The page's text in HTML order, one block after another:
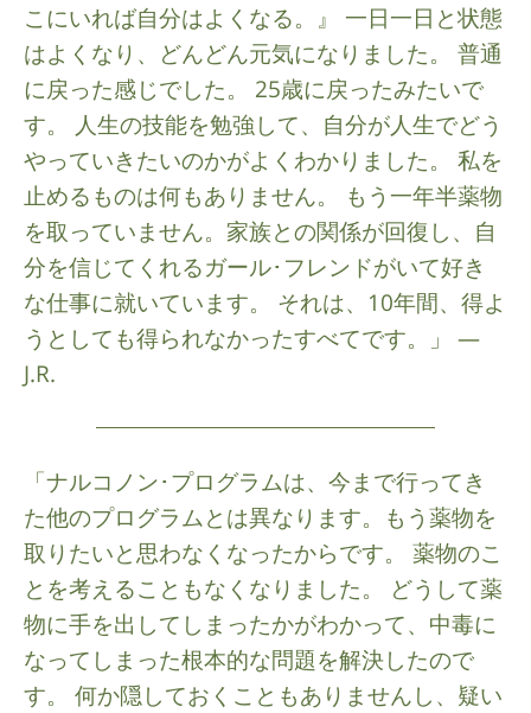
こにいれば自分はよくなる。』 一日一日と状態
はよくなり、どんどん元気になりました。 普通
に戻った感じでした。 25歳に戻ったみたいで
す。 人生の技能を勉強して、自分が人生でどう
やっていきたいのかがよくわかりました。 私を
止めるものは何もありません。 もう一年半薬物
を取っていません。家族との関係が回復し、自
分を信じてくれるガール･フレンドがいて好き
な仕事に就いています。 それは、10年間、得よ
うとしても得られなかったすべてです。」 —
J.R.
「ナルコノン･プログラムは、今まで行ってき
た他のプログラムとは異なります。もう薬物を
取りたいと思わなくなったからです。 薬物のこ
とを考えることもなくなりました。 どうして薬
物に手を出してしまったかがわかって、中毒に
なってしまった根本的な問題を解決したので
す。 何か隠しておくこともありませんし、疑い